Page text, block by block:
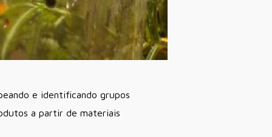
e identificando grupos
a partir de materiais